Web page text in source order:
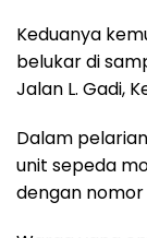
Keduanya
belukar di
Jalan L. Gadi,
Dalam
unit sepeda
dengan nomor